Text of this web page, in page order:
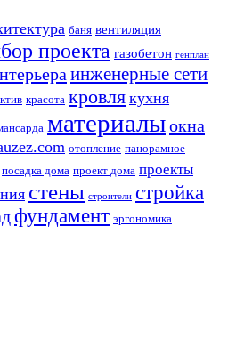
баня вентиляция
проекта газобетон генплан
инженерные сети
красота кровля кухня
материалыокна
отопление панорамное
посадка дома проект дома проекты
стены строители стройка
фундамент эргономика